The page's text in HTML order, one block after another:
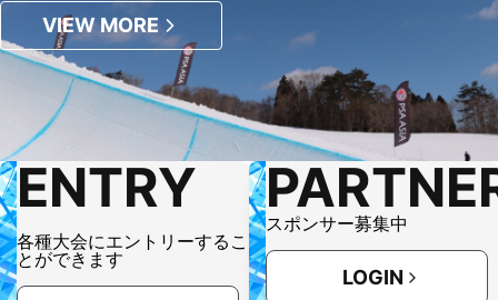
VIEW MORE
ENTRY
各種大会にエントリーするこ
とができます
スポンサー募集中
LOGIN